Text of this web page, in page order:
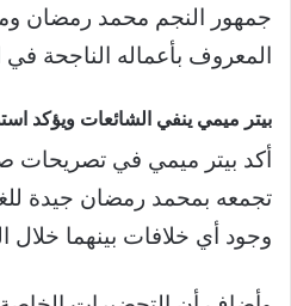
جمهور النجم محمد رمضان
المعروف بأعماله الناجحة في
بيتر ميمي ينفي الشائعات ويؤكد
أكد بيتر ميمي في تصريحات
تجمعه بمحمد رمضان جيدة
وجود أي خلافات بينهما خلال